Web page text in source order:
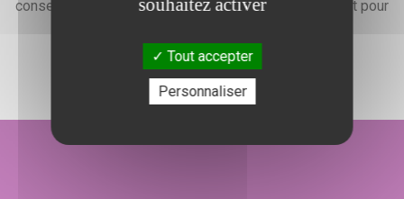
conseiller, vous renseigner et élaborer un devis gratuit pour
souhaitez activer
Tout accepter
Personnaliser